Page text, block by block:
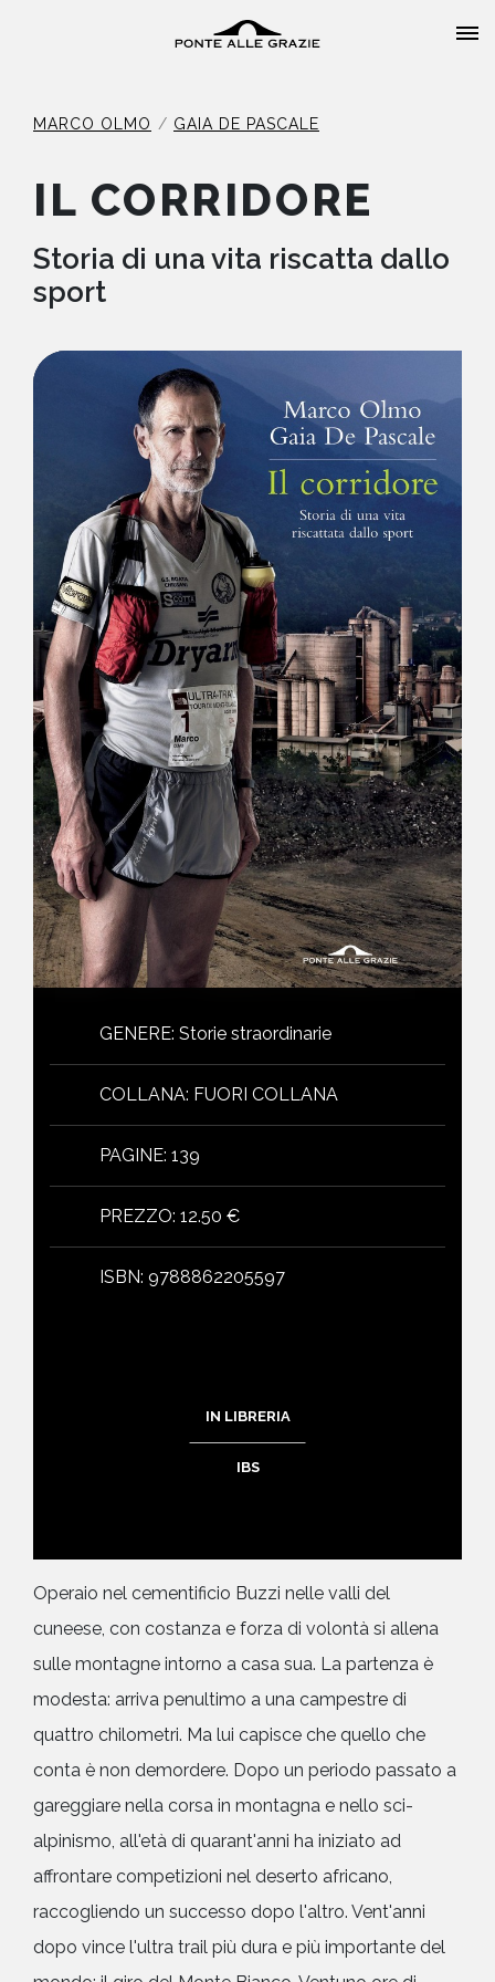
CATALOGO
AUTORI
EVENTI
NEWS
CONTATTI
MARCO OLMO GAIA DE PASCALE
IL CORRIDORE
Storia di una vita riscatta dallo
sport
GENERE: Storie straordinarie
COLLANA: FUORI COLLANA
PAGINE: 139
PREZZO: 12.50 €
ISBN: 9788862205597
IN LIBRERIA
IBS
Operaio nel cementificio Buzzi nelle valli del
cuneese, con costanza e forza di volontà si allena
sulle montagne intorno a casa sua. La partenza è
modesta: arriva penultimo a una campestre di
quattro chilometri. Ma lui capisce che quello che
conta è non demordere. Dopo un periodo passato a
gareggiare nella corsa in montagna e nello sci-
alpinismo, all'età di quarant'anni ha iniziato ad
affrontare competizioni nel deserto africano,
raccogliendo un successo dopo l'altro. Vent'anni
dopo vince l'ultra trail più dura e più importante del